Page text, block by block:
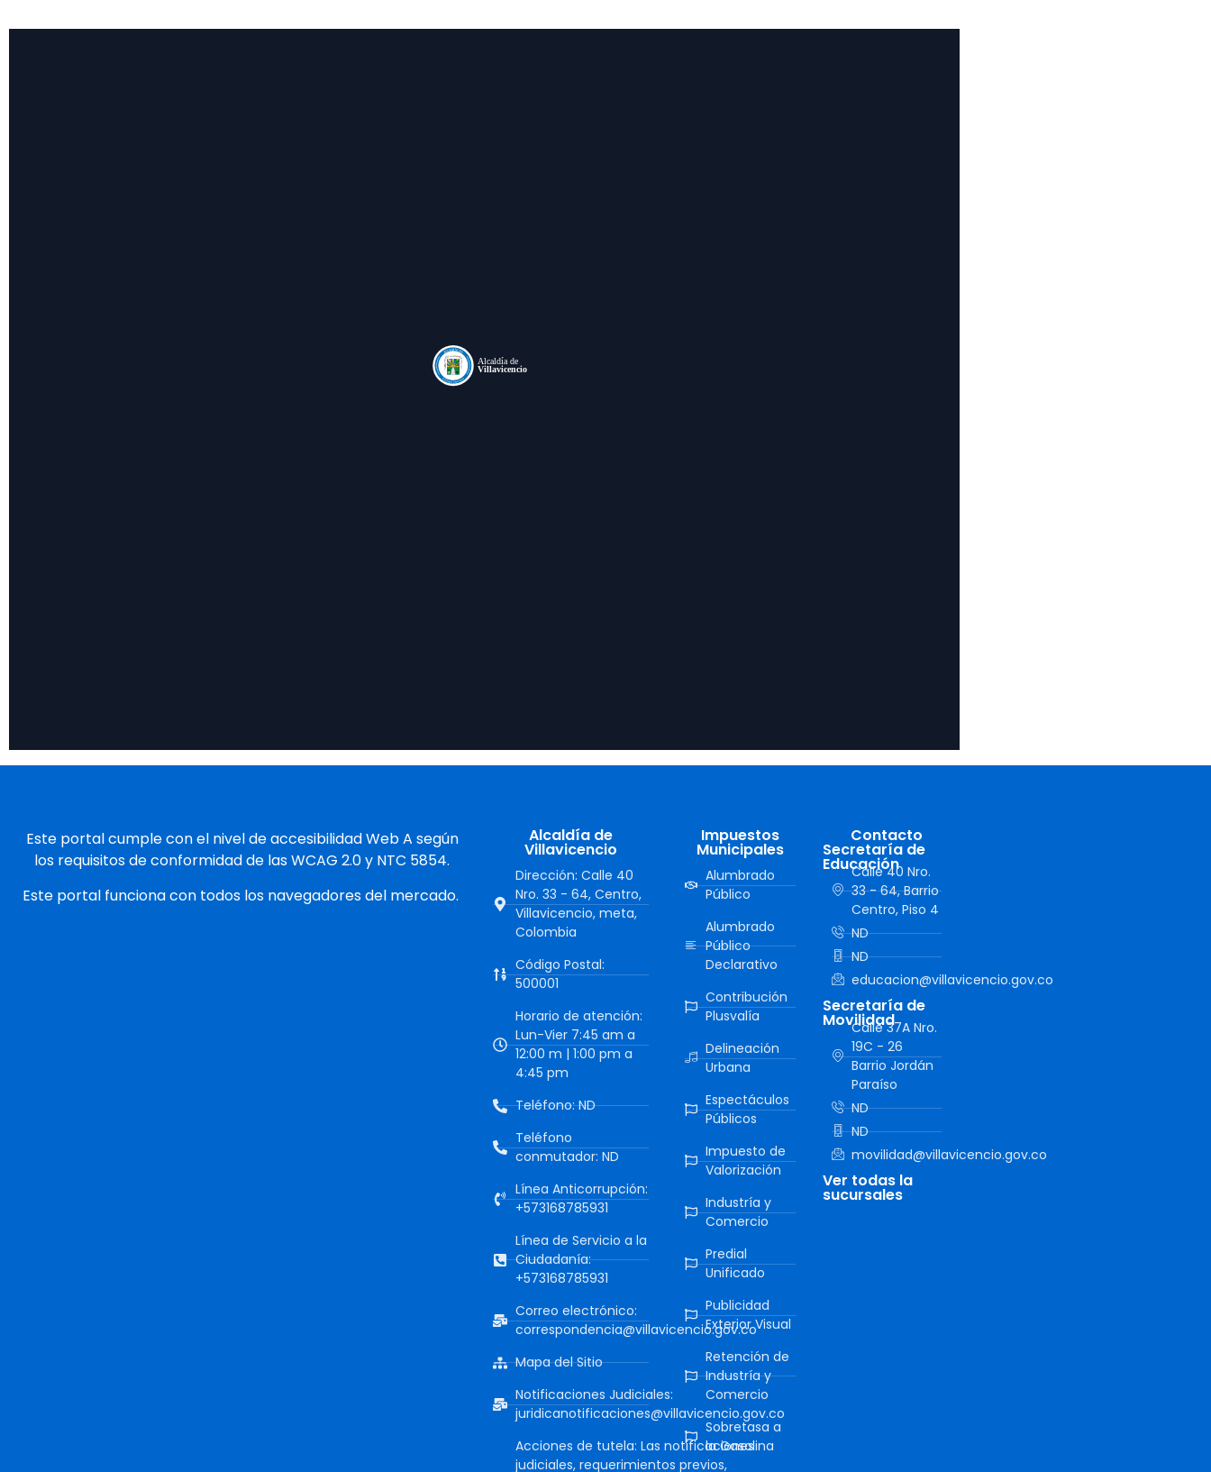
Este portal cumple con el nivel de accesibilidad Web A según
los requisitos de conformidad de las WCAG 2.0 y NTC 5854.
Este portal funciona con todos los navegadores del mercado.
Alcaldía de
Villavicencio
Dirección: Calle 40
Nro. 33 - 64, Centro,
Villavicencio, meta,
Colombia
Código Postal:
500001
Horario de atención:
Lun-Vier 7:45 am a
12:00 m | 1:00 pm a
4:45 pm
Teléfono: ND
Teléfono
conmutador: ND
Línea Anticorrupción:
+573168785931
Línea de Servicio a la
Ciudadanía:
+573168785931
Correo electrónico:
correspondencia@villavicencio.gov.co
Mapa del Sitio
Notificaciones Judiciales:
juridicanotificaciones@villavicencio.gov.co
Acciones de tutela: Las notificaciones
judiciales, requerimientos previos,
Impuestos
Municipales
Alumbrado
Público
Alumbrado
Público
Declarativo
Contribución
Plusvalía
Delineación
Urbana
Espectáculos
Públicos
Impuesto de
Valorización
Industría y
Comercio
Predial
Unificado
Publicidad
Exterior Visual
Retención de
Industría y
Comercio
Sobretasa a
la Gasolina
Contacto
Secretaría de
Educación
Calle 40 Nro.
33 - 64, Barrio
Centro, Piso 4
ND
ND
educacion@villavicencio.gov.co
Secretaría de
Movilidad
Calle 37A Nro.
19C - 26
Barrio Jordán
Paraíso
ND
ND
movilidad@villavicencio.gov.co
Ver todas la
sucursales